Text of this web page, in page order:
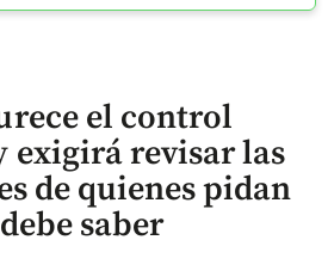
el control
revisar las
de quienes pidan
saber